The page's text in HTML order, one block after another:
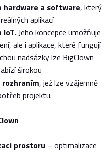
hardware a software, který
aplikací
. Jeho koncepce umožňuje
ale i aplikace, které fungují
nadsázky lze BigClown
širokou
, jež lze vzájemně
projektu.
prostoru – optimalizace